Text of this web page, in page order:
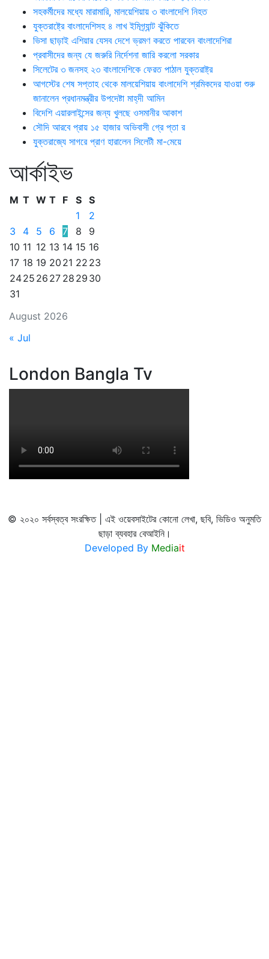
সহকর্মীদের মধ্যে মারামারি, মালয়েশিয়ায় ৩ বাংলাদেশি নিহত
যুক্তরাষ্ট্রে বাংলাদেশিসহ ৪ লাখ ইমিগ্র্যান্ট ঝুঁকিতে
ভিসা ছাড়াই এশিয়ার যেসব দেশে ভ্রমণ করতে পারবেন বাংলাদেশিরা
প্রবাসীদের জন্য যে জরুরি নির্দেশনা জারি করলো সরকার
সিলেটের ৩ জনসহ ২৩ বাংলাদেশিকে ফেরত পাঠাল যুক্তরাষ্ট্র
আগস্টের শেষ সপ্তাহ থেকে মালয়েশিয়ায় বাংলাদেশি শ্রমিকদের যাওয়া শুরু
জানালেন প্রধানমন্ত্রীর উপদেষ্টা মাহ্‌দী আমিন
বিদেশি এয়ারলাইন্সের জন্য খুলছে ওসমানীর আকাশ
সৌদি আরবে প্রায় ১৫ হাজার অভিবাসী গ্রে প্তা র
যুক্তরাজ্যে সাগরে প্রাণ হারালেন সিলেটী মা-মেয়ে
আর্কাইভ
August 2026
M T W T F S S
1
2
3
4 5 6 7 8
9
10 11 12 13 14 15 16
17 18 19 20 21 22 23
2425 26 27 28 29 30
31
« Jul
London Bangla Tv
© ২০২০ সর্বস্বত্ব সংরক্ষিত | এই ওয়েবসাইটের কোনো লেখা, ছবি, ভিডিও অনুমতি
ছাড়া ব্যবহার বেআইনি।
Developed By Mediait